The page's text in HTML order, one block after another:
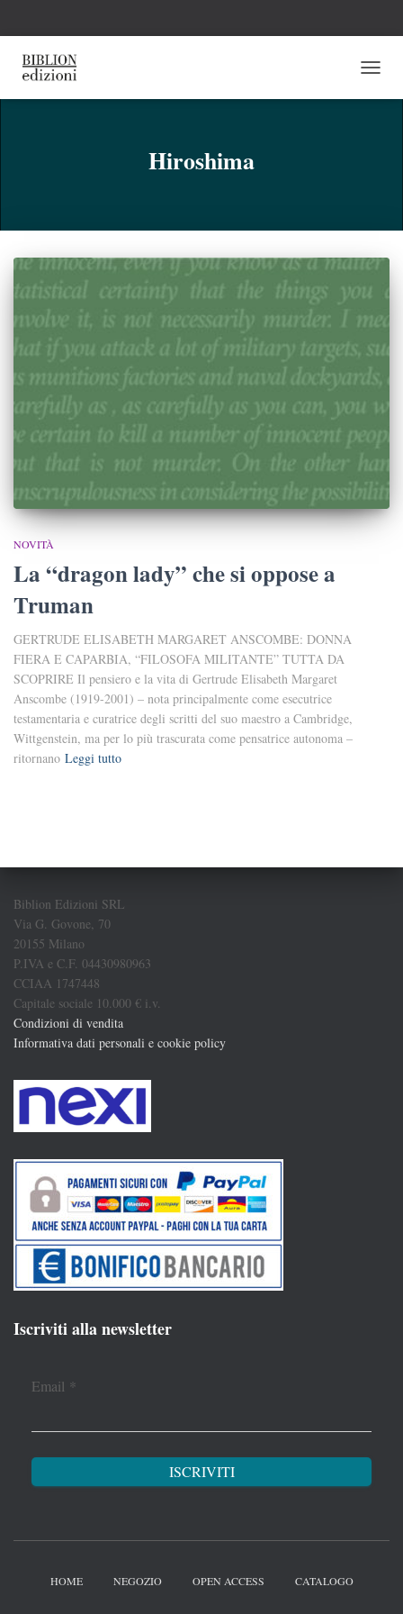
Hiroshima
NOVITÀ
La “dragon lady” che si oppose a
Truman
GERTRUDE ELISABETH MARGARET ANSCOMBE: DONNA
FIERA E CAPARBIA, “FILOSOFA MILITANTE” TUTTA DA
SCOPRIRE Il pensiero e la vita di Gertrude Elisabeth Margaret
Anscombe (1919-2001) – nota principalmente come esecutrice
testamentaria e curatrice degli scritti del suo maestro a Cambridge,
Wittgenstein, ma per lo più trascurata come pensatrice autonoma –
ritornano Leggi tutto
Biblion Edizioni SRL
Via G. Govone, 70
20155 Milano
P.IVA e C.F. 04430980963
CCIAA 1747448
Capitale sociale 10.000 € i.v.
Condizioni di vendita
Informativa dati personali e cookie policy
Iscriviti alla newsletter
Email *
HOME NEGOZIO OPEN ACCESS CATALOGO